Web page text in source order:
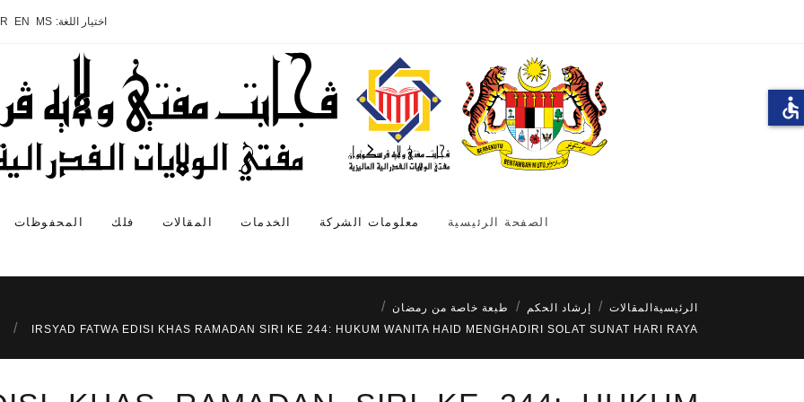
اختيار اللغة: MS
EN
الصفحة الرئيسية معلومات الشركة الخدمات المقالات فلك المحفوظات
الرئيسية المقالات إرشاد الحكم
طبعة خاصة من رمضان
IRSYAD FATWA EDISI KHAS RAMADAN SIRI KE 244: HUKUM WANITA HAID MENGHADIRI SOLAT SUNAT HARI RAYA
accessible